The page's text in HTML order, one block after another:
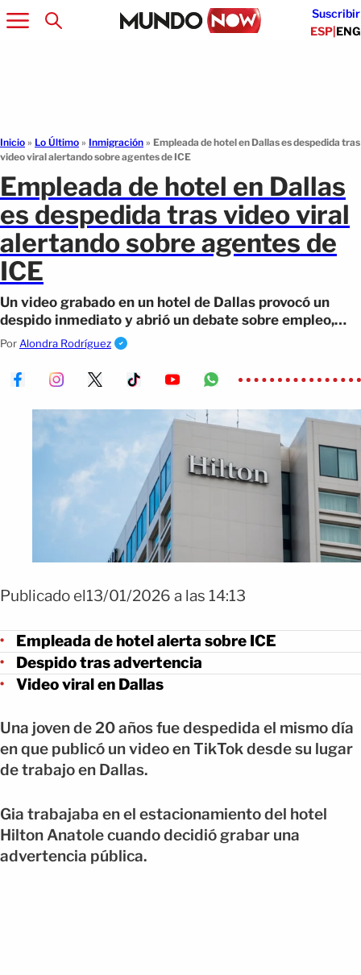
Suscribir
ESP|ENG
Inicio » Lo Último » Inmigración » Empleada de hotel en Dallas es despedida tras
video viral alertando sobre agentes de ICE
Empleada de hotel en Dallas
es despedida tras video viral
alertando sobre agentes de
ICE
Un video grabado en un hotel de Dallas provocó un
despido inmediato y abrió un debate sobre empleo,
migración y las plataformas.
Por Alondra Rodríguez
Publicado el13/01/2026 a las 14:13
Empleada de hotel alerta sobre ICE
Despido tras advertencia
Video viral en Dallas
Una joven de 20 años fue despedida el mismo día
en que publicó un video en TikTok desde su lugar
de trabajo en Dallas.
Gia trabajaba en el estacionamiento del hotel
Hilton Anatole cuando decidió grabar una
advertencia pública.